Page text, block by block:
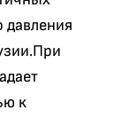
давления
к